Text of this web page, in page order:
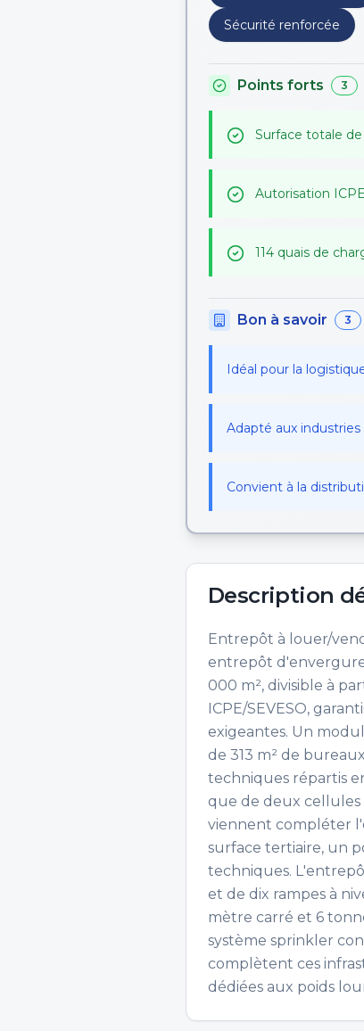
Sécurité renforcée
Points forts 3
Surface totale
Autorisation
114 quais de
Bon à savoir 3
Idéal pour la
Adapté aux industries
Convient à la
Description
Entrepôt à louer/
entrepôt d'envergure
000 m², divisible à
ICPE/SEVESO,
exigeantes. Un
de 313 m² de
techniques répartis
que de deux cellules
viennent compléter
surface tertiaire, un
techniques.
et de dix rampes à
mètre carré et 6
système sprinkler
complètent ces
dédiées aux poids